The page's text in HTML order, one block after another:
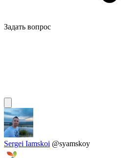
Задать вопрос
Sergei Iamskoi @syamskoy